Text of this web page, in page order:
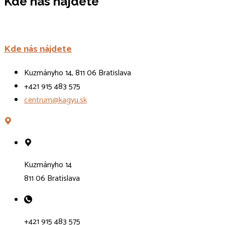
Kde nás nájdete
Kuzmányho 14, 811 06 Bratislava
+421 915 483 575
centrum@kagyu.sk
Kuzmányho 14
811 06 Bratislava
+421 915 483 575